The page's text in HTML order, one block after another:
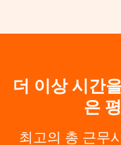
더 이상 시간
은
최고의 총 근무